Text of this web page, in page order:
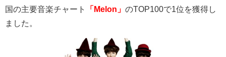
国の主要音楽チャート
「Melon」 のTOP100で1 位を獲得し
ました。